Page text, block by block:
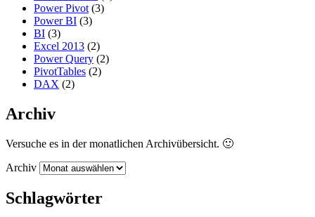
Power Pivot (3)
Power BI (3)
BI (3)
Excel 2013 (2)
Power Query (2)
PivotTables (2)
DAX (2)
Archiv
Versuche es in der monatlichen Archivübersicht. 🙂
Archiv
Schlagwörter